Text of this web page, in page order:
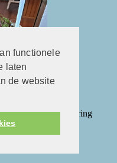
functionele
laten
de website
van de mooie viering